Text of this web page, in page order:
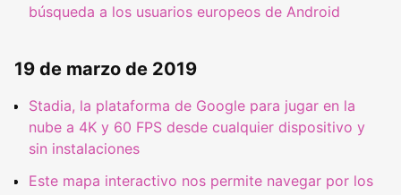
búsqueda a los usuarios europeos de Android
19 de marzo de 2019
Stadia, la plataforma de Google para jugar en la
nube a 4K y 60 FPS desde cualquier dispositivo y
sin instalaciones
Este mapa interactivo nos permite navegar por los